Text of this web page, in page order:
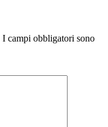
I campi obbligatori sono